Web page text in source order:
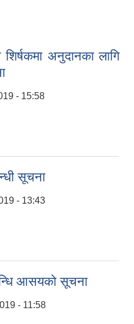
अनुदानका लागि
- 15:58
सूचना
- 13:43
आसयको सूचना
- 11:58